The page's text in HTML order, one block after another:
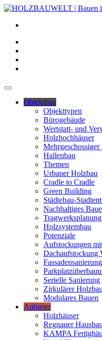
Objektbau
Objekttypen
Bürogebäude
Wertstatt- und
Holzhochhäuser
Mehrgeschossiger
Hallenbau
Themen
Urbaner Holzbau
Cradle to Cradle
Green Building
Städtebau-
Nachhaltiges
Tragwerksplanung
Holzsystembau
Potenziale
Aufstockungen
Dachaufstockung
Fassadensanierung
Serielle Sanierung
Zirkulärer Holzbau
Modulares Bauen
Anbieter
Holzhäuser
Regnauer Hausbau
KAMPA